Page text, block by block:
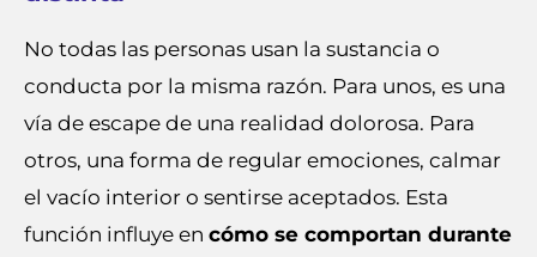
No todas las personas usan la sustancia o
conducta por la misma razón. Para unos, es una
vía de escape de una realidad dolorosa. Para
otros, una forma de regular emociones, calmar
el vacío interior o sentirse aceptados. Esta
función influye en cómo se comportan durante